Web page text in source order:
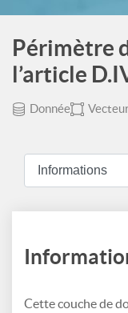
Périmètre
l’article
Donnée
Cette couche de